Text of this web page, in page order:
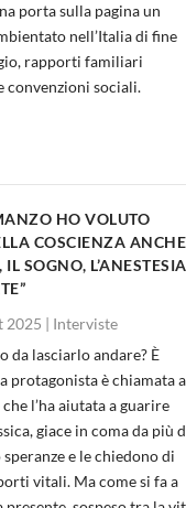
porta sulla pagina un
nell’Italia di fine
rapporti familiari
convenzioni sociali.
HO VOLUTO
COSCIENZA ANCHE
SOGNO,
2025 | Interviste
da lasciarlo andare? È
protagonista è chiamata
l’ha aiutata a guarire
giace in coma da più
e le chiedono di
vitali. Ma come si fa a